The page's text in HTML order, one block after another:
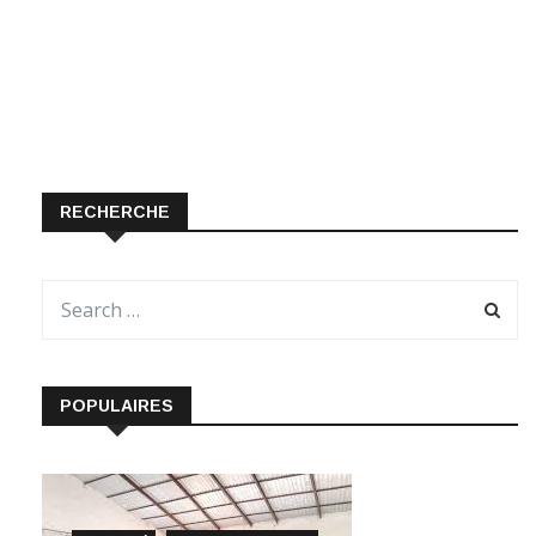
RECHERCHE
POPULAIRES